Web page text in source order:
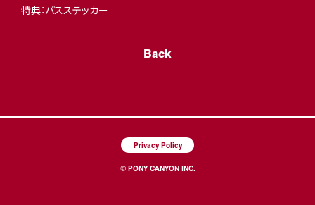
特典：パスステッカー
Back
Privacy Policy
© PONY CANYON INC.